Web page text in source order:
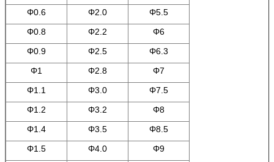
Φ0.6
Φ2.0
Φ5.5
Φ0.8
Φ2.2
Φ6
Φ0.9
Φ2.5
Φ6.3
Φ1
Φ2.8
Φ7
Φ1.1
Φ3.0
Φ7.5
Φ1.2
Φ3.2
Φ8
Φ1.4
Φ3.5
Φ8.5
Φ1.5
Φ4.0
Φ9